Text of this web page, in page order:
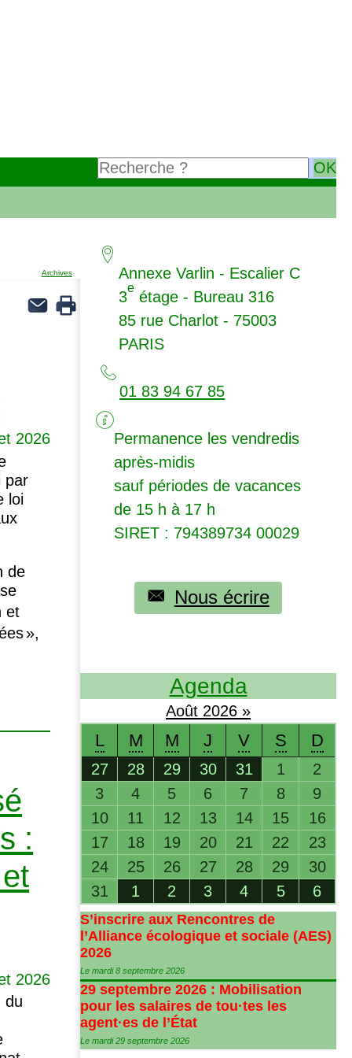
Archives
2026
par
loi
de
et
»,
:
2026
du
Annexe Varlin - Escalier C
3
e
étage - Bureau 316
85 rue Charlot - 75003
PARIS
01 83 94 67 85
Permanence les vendredis
après-midis
sauf périodes de vacances
de 15 h à 17 h
SIRET : 794389734 00029
Nous écrire
Agenda
Août 2026 »
L M M J V S D
27 28 29 30 31 1
2
3
4 5 6 7 8
9
10
11 12 13 14 15
16
17
18 19 20 21 22
23
24
25 26 27 28 29
30
31
1 2 3 4 5 6
S’inscrire aux Rencontres de
l’Alliance écologique et sociale (AES)
2026
Le mardi 8 septembre 2026
29 septembre 2026 : Mobilisation
pour les salaires de tou·tes les
agent·es de l’État
Le mardi 29 septembre 2026